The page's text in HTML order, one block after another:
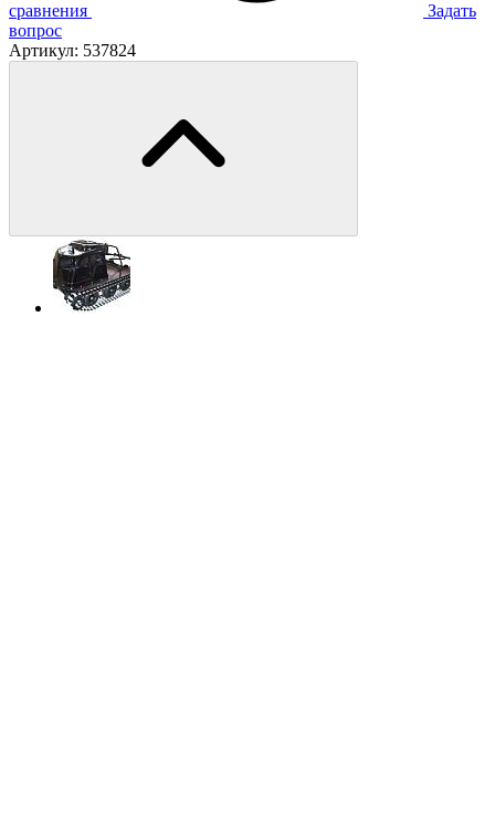
сравнения
Задать
вопрос
Артикул: 537824